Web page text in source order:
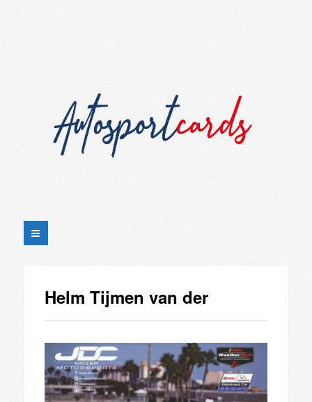
Helm Tijmen van der